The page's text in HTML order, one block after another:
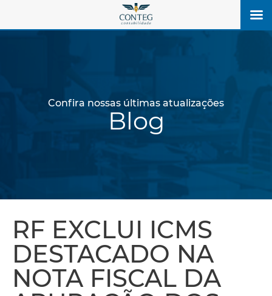
Confira nossas últimas atualizações
Blog
RF EXCLUI ICMS
DESTACADO NA
NOTA FISCAL DA